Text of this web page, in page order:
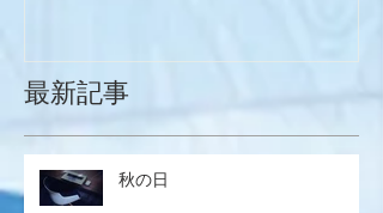
最新記事
秋の日